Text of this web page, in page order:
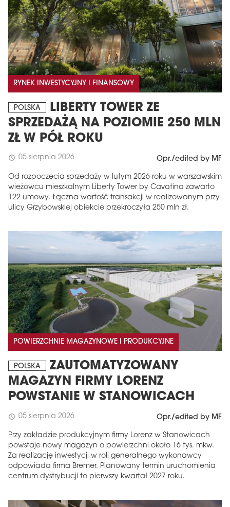
RYNEK INWESTYCYJNY I FINANSOWY
POLSKA
LIBERTY TOWER ZE
SPRZEDAŻĄ NA POZIOMIE 250 MLN
ZŁ W PÓŁ ROKU
schedule 05 sierpnia 2026 Opr./edited by MF
Od rozpoczęcia sprzedaży w lutym 2026 roku w warszawskim
wieżowcu mieszkalnym Liberty Tower by Cavatina zawarto
122 umowy. Łączna wartość transakcji w realizowanym przy
ulicy Grzybowskiej obiekcie przekroczyła 250 mln zł.
POWIERZCHNIE MAGAZYNOWE I PRODUKCYJNE
POLSKA
ZAUTOMATYZOWANY
MAGAZYN FIRMY LORENZ
POWSTANIE W STANOWICACH
schedule 05 sierpnia 2026 Opr./edited by MF
Przy zakładzie produkcyjnym firmy Lorenz w Stanowicach
powstaje nowy magazyn o powierzchni około 16 tys. mkw.
Za realizację inwestycji w roli generalnego wykonawcy
odpowiada firma Bremer. Planowany termin uruchomienia
centrum dystrybucji to pierwszy kwartał 2027 roku.